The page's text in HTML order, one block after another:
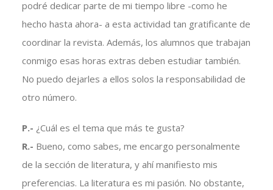
podré dedicar parte de mi tiempo libre -como he
hecho hasta ahora- a esta actividad tan gratificante de
coordinar la revista. Además, los alumnos que trabajan
conmigo esas horas extras deben estudiar también.
No puedo dejarles a ellos solos la responsabilidad de
otro número.
P.- ¿Cuál es el tema que más te gusta?
R.- Bueno, como sabes, me encargo personalmente
de la sección de literatura, y ahí manifiesto mis
preferencias. La literatura es mi pasión. No obstante,